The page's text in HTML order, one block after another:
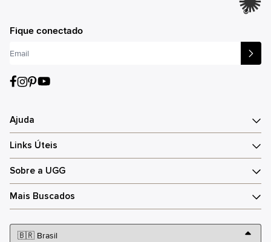
®
Fique conectado
Ajuda
Links Úteis
Sobre a UGG
Mais Buscados